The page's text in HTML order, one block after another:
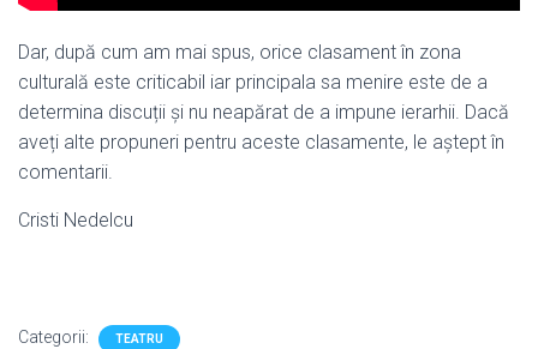
Dar, după cum am mai spus, orice clasament în zona
culturală este criticabil iar principala sa menire este de a
determina discuții și nu neapărat de a impune ierarhii. Dacă
aveți alte propuneri pentru aceste clasamente, le aștept în
comentarii.
Cristi Nedelcu
Categorii: TEATRU